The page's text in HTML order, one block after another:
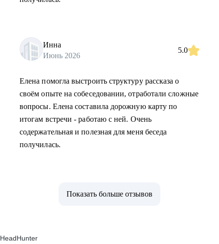
Инна
Июнь 2026
5.0
Елена помогла выстроить структуру рассказа о
своём опыте на собеседовании, отработали сложные
вопросы. Елена составила дорожную карту по
итогам встречи - работаю с ней. Очень
содержательная и полезная для меня беседа
получилась.
Показать больше отзывов
HeadHunter